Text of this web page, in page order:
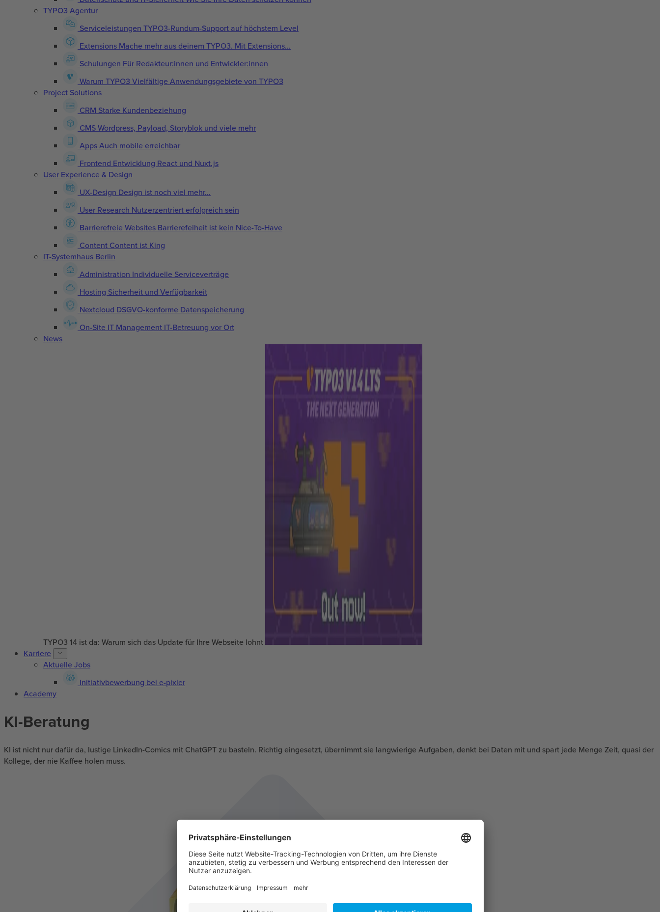
TYPO3 Agentur
Serviceleistungen TYPO3-Rundum-Support auf höchstem Level
Extensions Mache mehr aus deinem TYPO3. Mit Extensions...
Schulungen Für Redakteur:innen und Entwickler:innen
Warum TYPO3 Vielfältige Anwendungsgebiete von TYPO3
Project Solutions
CRM Starke Kundenbeziehung
CMSWordpress, Payload, Storyblok und viele mehr
AppsAuch mobile erreichbar
Frontend Entwicklung React und Nuxt.js
User Experience & Design
UX-Design Design ist noch viel mehr...
User Research Nutzerzentriert erfolgreich sein
Barrierefreie Websites Barrierefeiheit ist kein Nice-To-Have
Content Content ist King
IT-Systemhaus Berlin
Administration Individuelle Serviceverträge
Hosting Sicherheit und Verfügbarkeit
Nextcloud DSGVO-konforme Datenspeicherung
On-Site IT Management IT-Betreuung vor Ort
News
TYPO3 14 ist da: Warum sich das Update für Ihre Webseite lohnt
Karriere
Aktuelle Jobs
Initiativbewerbung bei e-pixler
Academy
KI-Beratung
KI ist nicht nur dafür da, lustige LinkedIn-Comics mit ChatGPT zu basteln. Richtig eingesetzt, übernimmt sie langwierige Aufgaben, denkt bei Daten mit und spart jede Menge Zeit, quasi der
Kollege, der nie Kaffee holen muss.